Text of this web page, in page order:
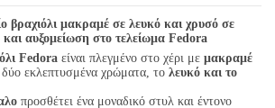
βραχιόλι μακραμέ σε λευκό και χρυσό σε
αυξομείωση στο τελείωμα Fedora
Fedora είναι πλεγμένο στο χέρι με μακραμέ
δύο εκλεπτυσμένα χρώματα, το λευκό και το
προσθέτει ένα μοναδικό στυλ και έντονο